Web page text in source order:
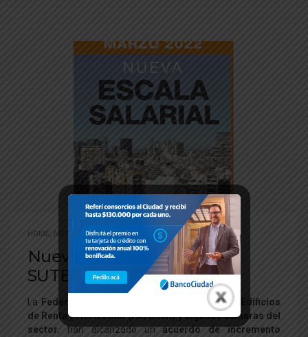
HOME, NOTICIAS
Nueva escala salaria de
SUTERH: mayo/2025
La Federación Argentina de Trabajadores de Edificios
de Renta y Horizontal (FATERYH) y algunas cámaras del
sector, han alcanzado unacuerdo de incremento